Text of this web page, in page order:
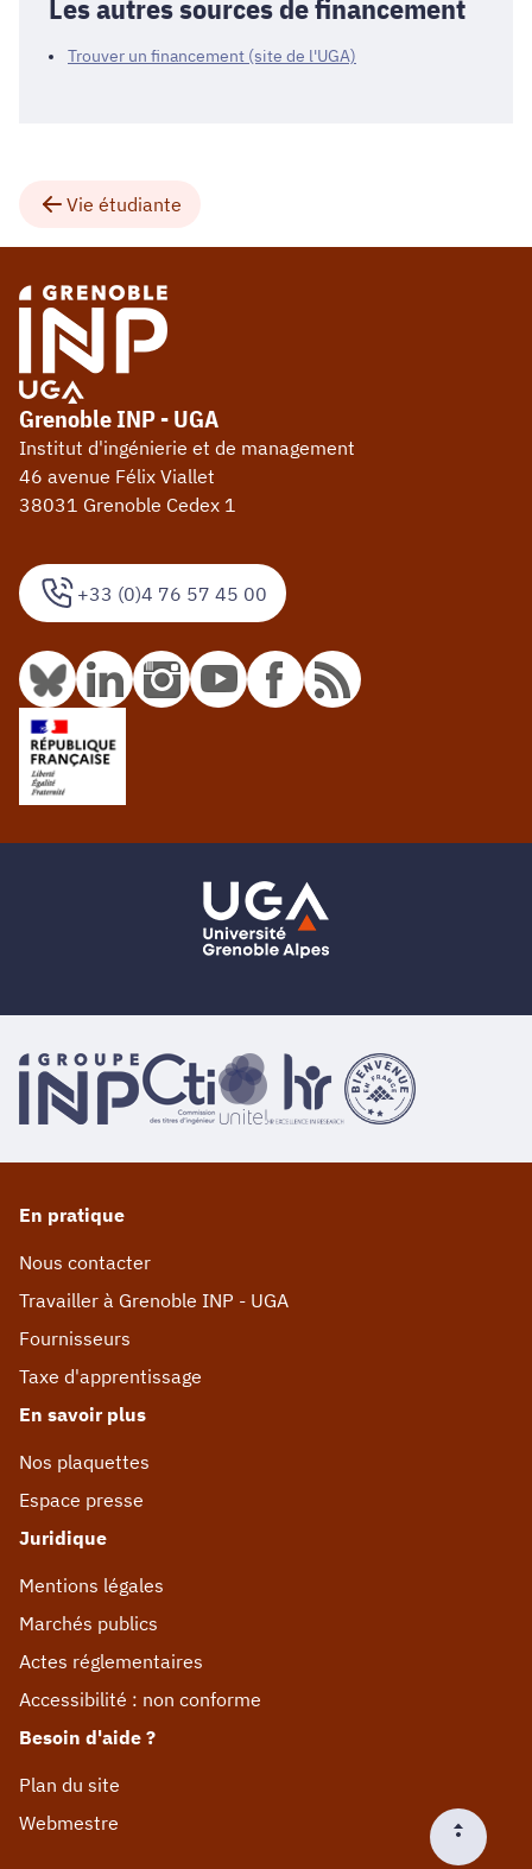
Les autres sources de financement
Trouver un financement (site de l'UGA)
Vie étudiante
+33 (0)4 76 57 45 00
Grenoble INP - UGA
Institut d'ingénierie et de management
46 avenue Félix Viallet
38031 Grenoble Cedex 1
En pratique
Nous contacter
Travailler à Grenoble INP - UGA
Fournisseurs
Taxe d'apprentissage
En savoir plus
Nos plaquettes
Espace presse
Juridique
Mentions légales
Marchés publics
Actes réglementaires
Accessibilité : non conforme
Besoin d'aide ?
Plan du site
Webmestre